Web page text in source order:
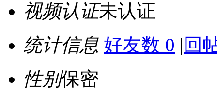
视频认证未认证
统计信息 好友数 0 | 回
性别保密